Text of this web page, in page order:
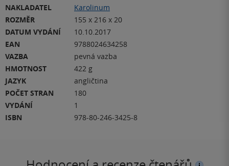
NAKLADATEL
Karolinum
ROZMĚR
155 x 216 x 20
DATUM VYDÁNÍ
10.10.2017
EAN
9788024634258
VAZBA
pevná vazba
HMOTNOST
422 g
JAZYK
angličtina
POČET STRAN
180
VYDÁNÍ
1
ISBN
978-80-246-3425-8